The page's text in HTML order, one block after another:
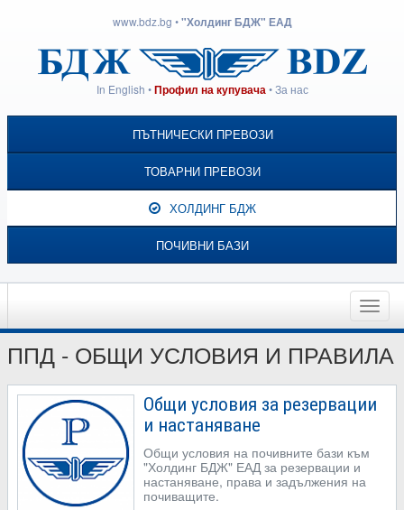
www.bdz.bg •"Холдинг БДЖ" ЕАД
In English •Профил на купувача •За нас
ПЪТНИЧЕСКИ ПРЕВОЗИ
ТОВАРНИ ПРЕВОЗИ
ХОЛДИНГ БДЖ
ПОЧИВНИ БАЗИ
Toggle
ППД - ОБЩИ УСЛОВИЯ И ПРАВИЛА
Общи условия за резервации
и настаняване
Общи условия на почивните бази към
"Холдинг БДЖ" ЕАД за резервации и
настаняване, права и задължения на
почиващите.